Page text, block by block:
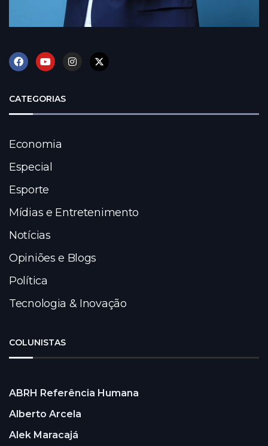
CATEGORIAS
Economia
Especial
Esporte
Mídias e Entretenimento
Notícias
Opiniões e Blogs
Política
Tecnologia & Inovação
COLUNISTAS
ABRH Referência Humana
Alberto Arcela
Alek Maracajá